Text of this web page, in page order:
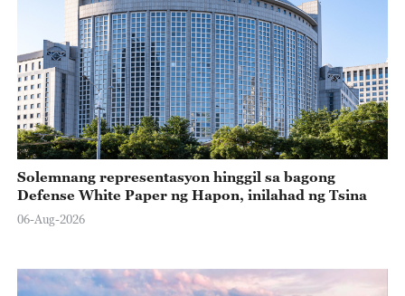
Solemnang representasyon hinggil sa bagong
Defense White Paper ng Hapon, inilahad ng Tsina
06-Aug-2026